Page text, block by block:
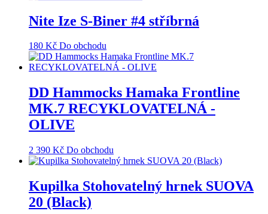
Nite Ize S-Biner #4 stříbrná
180 Kč Do obchodu
DD Hammocks Hamaka Frontline
MK.7 RECYKLOVATELNÁ -
OLIVE
2 390 Kč Do obchodu
Kupilka Stohovatelný hrnek SUOVA
20 (Black)